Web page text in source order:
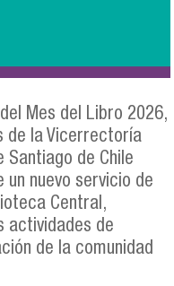
Mes del Libro 2026,
de la Vicerrectoría
Santiago de Chile
un nuevo servicio de
Central,
actividades de
de la comunidad